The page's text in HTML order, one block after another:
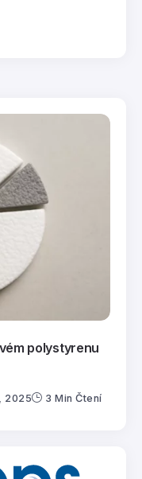
polystyrenu
2025 3 Min Čtení